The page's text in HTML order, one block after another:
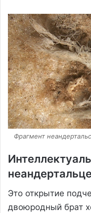
Фрагмент
Это открытие
двоюродный брат